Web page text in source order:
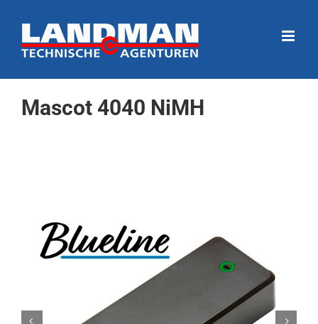
naar
inhoud
Mascot 4040 NiMH